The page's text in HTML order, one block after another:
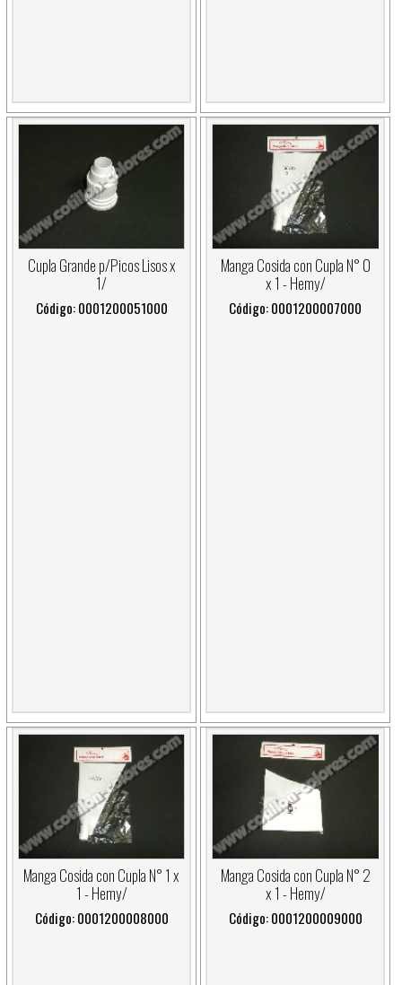
Cupla Grande p/Picos Lisos x
1/
Código: 0001200051000
Manga Cosida con Cupla N° 0
x 1 - Hemy/
Código: 0001200007000
Manga Cosida con Cupla N° 1 x
1 - Hemy/
Código: 0001200008000
Manga Cosida con Cupla N° 2
x 1 - Hemy/
Código: 0001200009000